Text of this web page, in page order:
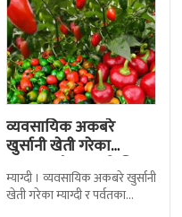
व्यवसायिक अकबरे
खुर्सानी खेती गरेका
कृषकलाई बजारको चिन्ता
म्याग्दी । व्यवसायिक अकबरे खुर्सानी
खेती गरेका म्याग्दी र पर्वतका